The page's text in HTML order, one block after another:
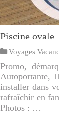
Piscine ovale
Voyages
Promo,
Autoportante,
installer dans
rafraîchir en
Photos : …